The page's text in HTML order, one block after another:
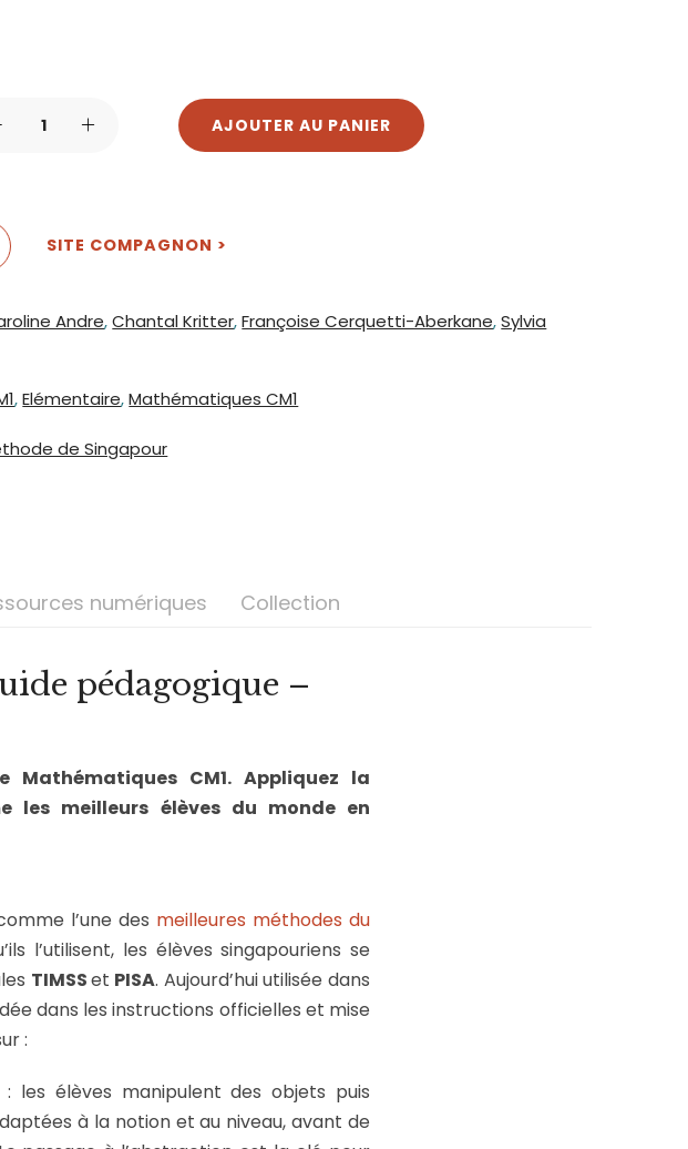
AJOUTER AU PANIER
SITE COMPAGNON >
Andre,Chantal Kritter,Françoise Cerquetti-Aberkane,Sylvia
,Elémentaire,Mathématiques CM1
de Singapour
numériques Collection
pédagogique –
Mathématiques CM1. Appliquez la
les meilleurs élèves du monde en
l’une des meilleures méthodes du
l’utilisent, les élèves singapouriens se
TIMSSet PISA. Aujourd’hui utilisée dans
dans les instructions officielles et mise
:
: les élèves manipulent des objets puis
à la notion et au niveau, avant de